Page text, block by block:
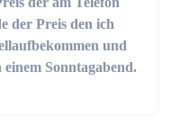
der Preis den ich
und
Sonntagabend.